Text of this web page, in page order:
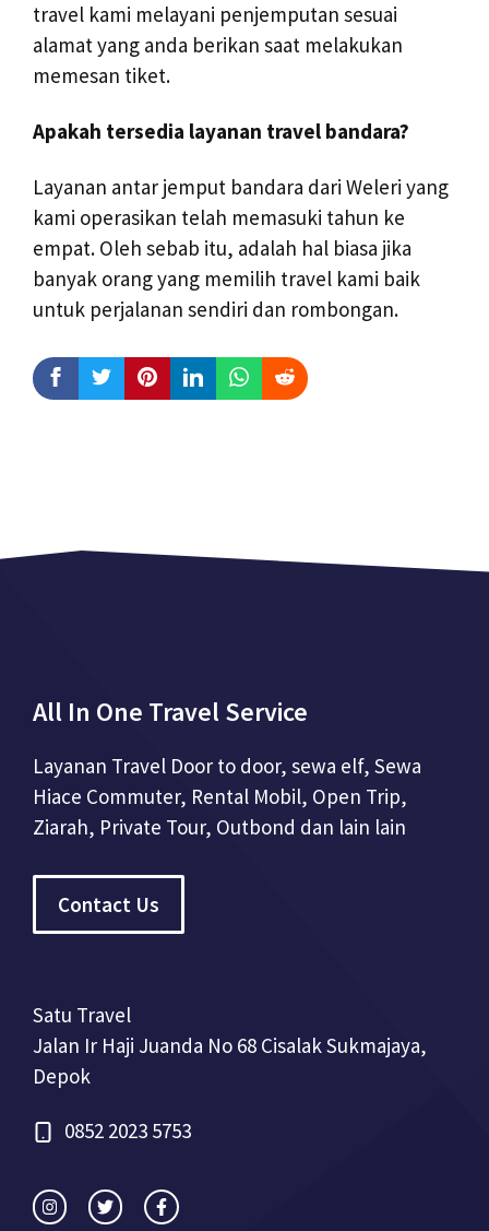
travel kami melayani penjemputan sesuai
alamat yang anda berikan saat melakukan
memesan tiket.
Apakah tersedia layanan travel bandara?
Layanan antar jemput bandara dari Weleri yang
kami operasikan telah memasuki tahun ke
empat. Oleh sebab itu, adalah hal biasa jika
banyak orang yang memilih travel kami baik
untuk perjalanan sendiri dan rombongan.
All In One Travel Service
Layanan Travel Door to door, sewa elf, Sewa
Hiace Commuter, Rental Mobil, Open Trip,
Ziarah, Private Tour, Outbond dan lain lain
Contact Us
Satu Travel
Jalan Ir Haji Juanda No 68 Cisalak Sukmajaya,
Depok
0852 2023 5753